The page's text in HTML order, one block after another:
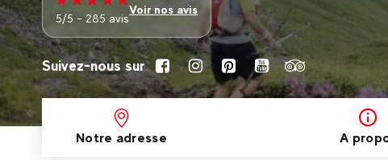
5/5 - 285 avis
Voir nos avis
Suivez-nous sur
Notre adresse A